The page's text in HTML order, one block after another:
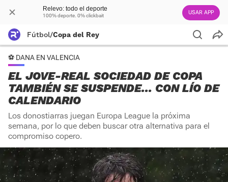
Relevo: todo el deporte
100% deporte. 0% clickbait USAR APP
Fútbol/Copa del Rey
⚽️ DANA EN VALENCIA
EL JOVE-REAL SOCIEDAD DE COPA
TAMBIÉN SE SUSPENDE... CON LÍO DE
CALENDARIO
Los donostiarras juegan Europa League la próxima
semana, por lo que deben buscar otra alternativa para el
compromiso copero.